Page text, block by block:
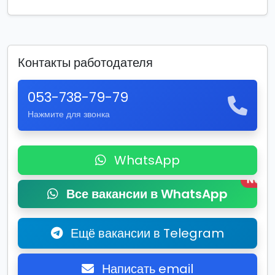
Контакты работодателя
053-738-79-79
Нажмите для звонка
WhatsApp
Все вакансии в WhatsApp
New
Ещё вакансии в Telegram
Написать email